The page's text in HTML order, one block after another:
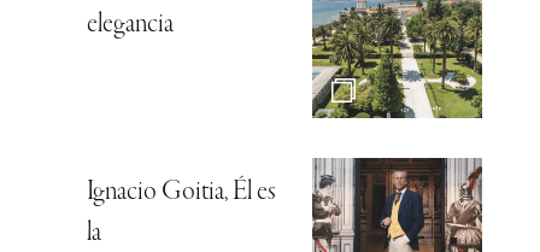
elegancia
Ignacio Goitia, Él es
la